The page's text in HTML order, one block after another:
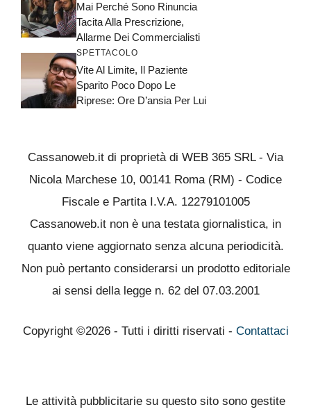
Mai Perché Sono Rinuncia
Tacita Alla Prescrizione,
Allarme Dei Commercialisti
SPETTACOLO
Vite Al Limite, Il Paziente
Sparito Poco Dopo Le
Riprese: Ore D’ansia Per Lui
Cassanoweb.it di proprietà di WEB 365 SRL - Via
Nicola Marchese 10, 00141 Roma (RM) - Codice
Fiscale e Partita I.V.A. 12279101005
Cassanoweb.it non è una testata giornalistica, in
quanto viene aggiornato senza alcuna periodicità.
Non può pertanto considerarsi un prodotto editoriale
ai sensi della legge n. 62 del 07.03.2001
Copyright ©2026 - Tutti i diritti riservati - Contattaci
Le attività pubblicitarie su questo sito sono gestite